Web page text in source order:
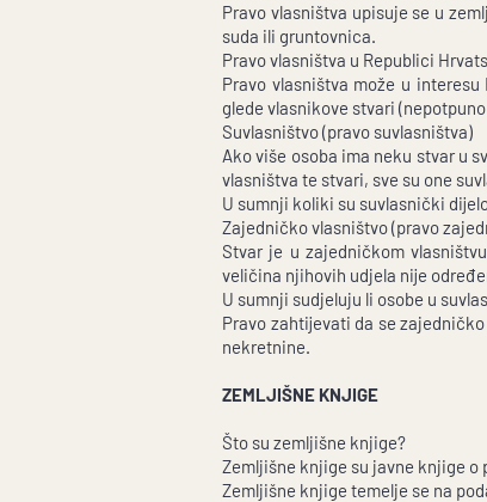
Pravo vlasništva upisuje se u
suda ili gruntovnica.
Pravo vlasništva u Republici
Pravo vlasništva može u
glede vlasnikove stvari
Suvlasništvo (pravo suvlasništva)
Ako više osoba ima neku stvar u
vlasništva te stvari, sve su one
U sumnji koliki su suvlasnički
Zajedničko vlasništvo (pravo
Stvar je u zajedničkom
veličina njihovih udjela nije
U sumnji sudjeluju li osobe u
Pravo zahtijevati da se
nekretnine.
ZEMLJIŠNE KNJIGE
Što su zemljišne knjige?
Zemljišne knjige su javne knjige
Zemljišne knjige temelje se na